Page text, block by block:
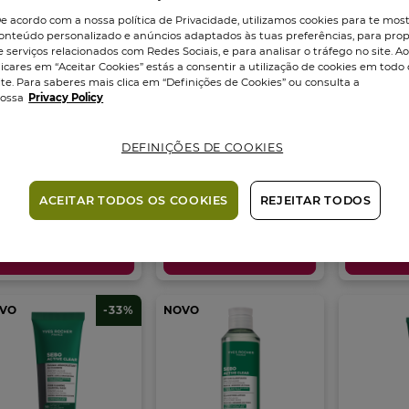
ml
3.4 (5)
Sebo Active Clear
ml
3.3 (3)
estrelas.
3
Sebo
10
estrelas.
6
-33% NOVO
acordo com a nossa política de Privacidade, utilizamos cookies para te
personalizado e anúncios adaptados às tuas preferências, para
serviços relacionados com Redes Sociais, e para analisar o tráfego no site. Ao
em “Aceitar Cookies” estás a consentir a utilização de cookies em todo
Para saberes mais clica em “Definições de Cookies” ou consulta a
Privacy Policy
DEFINIÇÕES DE COOKIES
REJEITAR TODOS
ACEITAR TODOS OS COOKIES